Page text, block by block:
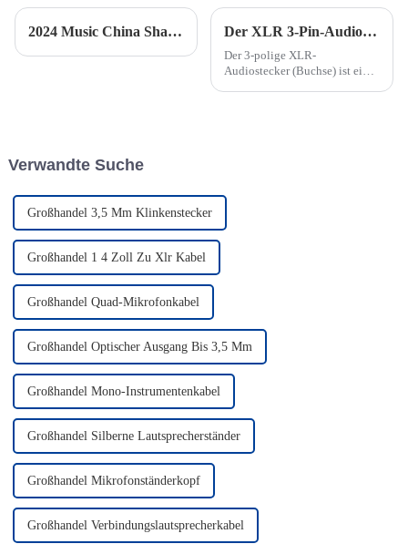
2024 Music China Shanghai Der XLR 3-Pin-Audiostecker: Eine zuverlässige Lösung für symmetrische Audiosignale
Der 3-polige XLR-
Audiostecker (Buchse) ist ein
entwickelt und...
Verwandte Suche
Großhandel 3,5 Mm Klinkenstecker
Großhandel 1 4 Zoll Zu Xlr Kabel
Großhandel Quad-Mikrofonkabel
Großhandel Optischer Ausgang Bis 3,5 Mm
Großhandel Mono-Instrumentenkabel
Großhandel Silberne Lautsprecherständer
Großhandel Mikrofonständerkopf
Großhandel Verbindungslautsprecherkabel